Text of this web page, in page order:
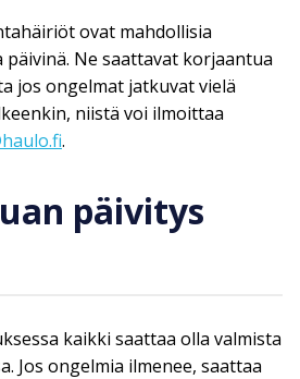
ovat mahdollisia
päivinä. Ne saattavat korjaantua
jos ongelmat jatkuvat vielä
niistä voi ilmoittaa
.
päivitys
kaikki saattaa olla valmista
Jos ongelmia ilmenee, saattaa